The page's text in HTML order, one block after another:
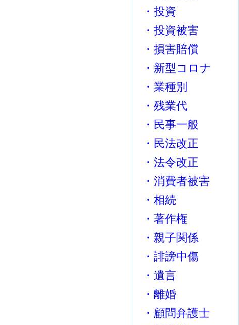
・投資
・投資被害
・損害賠償
・新型コロナ
・業種別
・残業代
・民事一般
・民法改正
・法令改正
・消費者被害
・相続
・著作権
・親子関係
・誹謗中傷
・遺言
・離婚
・顧問弁護士